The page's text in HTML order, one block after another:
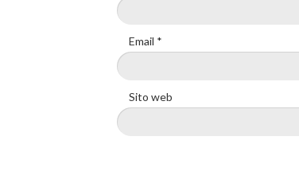
Email *
Sito web